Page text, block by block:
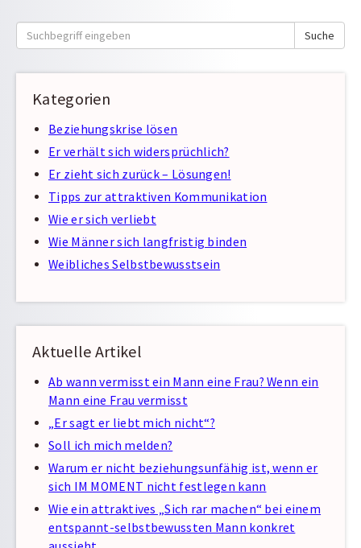
Suche
nach:
Suche
Kategorien
Beziehungskrise lösen
Er verhält sich widersprüchlich?
Er zieht sich zurück – Lösungen!
Tipps zur attraktiven Kommunikation
Wie er sich verliebt
Wie Männer sich langfristig binden
Weibliches Selbstbewusstsein
Aktuelle Artikel
Ab wann vermisst ein Mann eine Frau? Wenn ein
Mann eine Frau vermisst
„Er sagt er liebt mich nicht“?
Soll ich mich melden?
Warum er nicht beziehungsunfähig ist, wenn er
sich IM MOMENT nicht festlegen kann
Wie ein attraktives „Sich rar machen“ bei einem
entspannt-selbstbewussten Mann konkret